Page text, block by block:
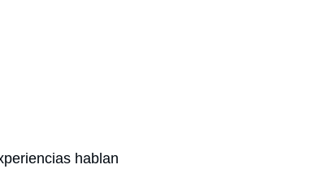
hablan